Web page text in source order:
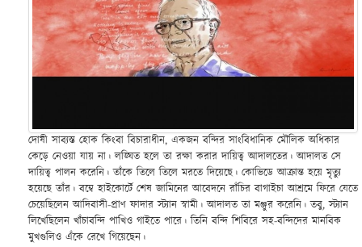
দোষী সাব্যস্ত হোক কিংবা বিচারাধীন, একজন বন্দির সাংবিধানিক মৌলিক অধিকার
কেড়ে নেওয়া যায় না। লঙ্ঘিত হলে তা রক্ষা করার দায়িত্ব আদালতের। আদালত সে
দায়িত্ব পালন করেনি। তাঁকে তিলে তিলে মরতে দিয়েছে। কোভিডে আক্রান্ত হয়ে মৃত্যু
হয়েছে তাঁর। বম্বে হাইকোর্টে শেষ জামিনের আবেদনে রাঁচির বাগাইচা আশ্রমে ফিরে যেতে
চেয়েছিলেন আদিবাসী-প্রাণ ফাদার স্ট্যান স্বামী। আদালত তা মঞ্জুর করেনি। তবু, স্ট্যান
লিখেছিলেন খাঁচাবন্দি পাখিও গাইতে পারে। তিনি বন্দি শিবিরে সহ-বন্দিদের মানবিক
মুখগুলিও এঁকে রেখে গিয়েছেন।